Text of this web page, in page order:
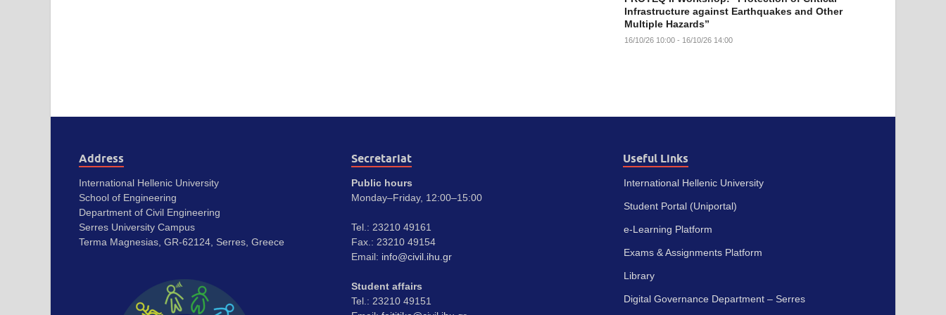
Infrastructure against Earthquakes and Other
Multiple Hazards”
16/10/26 10:00 - 16/10/26 14:00
Address
International Hellenic University
School of Engineering
Department of Civil Engineering
Serres University Campus
Terma Magnesias, GR-62124, Serres, Greece
Secretariat
Public hours
Monday–Friday, 12:00–15:00
Tel.: 23210 49161
Fax.: 23210 49154
Email: info@civil.ihu.gr
Student affairs
Tel.: 23210 49151
Useful Links
International Hellenic University
Student Portal (Uniportal)
e-Learning Platform
Exams & Assignments Platform
Library
Digital Governance Department – Serres